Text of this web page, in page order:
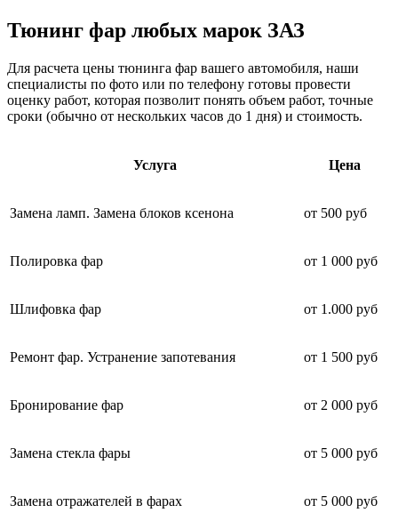
Тюнинг фар любых марок ЗАЗ
Для расчета цены тюнинга фар вашего автомобиля, наши
специалисты по фото или по телефону готовы провести
оценку работ, которая позволит понять объем работ, точные
сроки (обычно от нескольких часов до 1 дня) и стоимость.
Услуга Цена
Замена ламп. Замена блоков ксенона от 500 руб
Полировка фар от 1 000 руб
Шлифовка фар от 1.000 руб
Ремонт фар. Устранение запотевания от 1 500 руб
Бронирование фар от 2 000 руб
Замена стекла фары от 5 000 руб
Замена отражателей в фарах от 5 000 руб